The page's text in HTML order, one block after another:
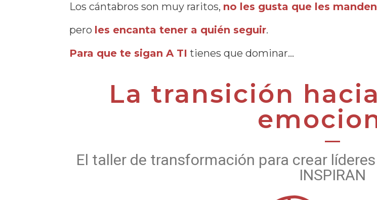
Los cántabros son muy raritos, no les gusta que les
pero les encanta tener a quién seguir.
Para que te sigan A TI tienes que dominar…
La transición
El taller de transformación para crear líderes
INSPIRAN